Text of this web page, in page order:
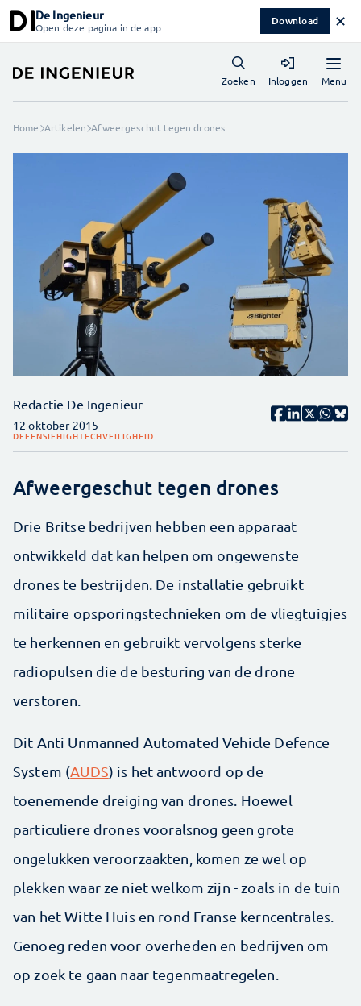
De Ingenieur
Open deze pagina in de app Download ✕
Menu
Zoeken Inloggen
Home Artikelen Afweergeschut tegen drones
Redactie De Ingenieur
12 oktober 2015
DEFENSIEHIGHTECHVEILIGHEID
Afweergeschut tegen drones
Drie Britse bedrijven hebben een apparaat
ontwikkeld dat kan helpen om ongewenste
drones te bestrijden. De installatie gebruikt
militaire opsporingstechnieken om de vliegtuigjes
te herkennen en gebruikt vervolgens sterke
radiopulsen die de besturing van de drone
verstoren.
Dit Anti Unmanned Automated Vehicle Defence
System (AUDS) is het antwoord op de
toenemende dreiging van drones. Hoewel
particuliere drones vooralsnog geen grote
ongelukken veroorzaakten, komen ze wel op
plekken waar ze niet welkom zijn - zoals in de tuin
van het Witte Huis en rond Franse kerncentrales.
Genoeg reden voor overheden en bedrijven om
op zoek te gaan naar tegenmaatregelen.